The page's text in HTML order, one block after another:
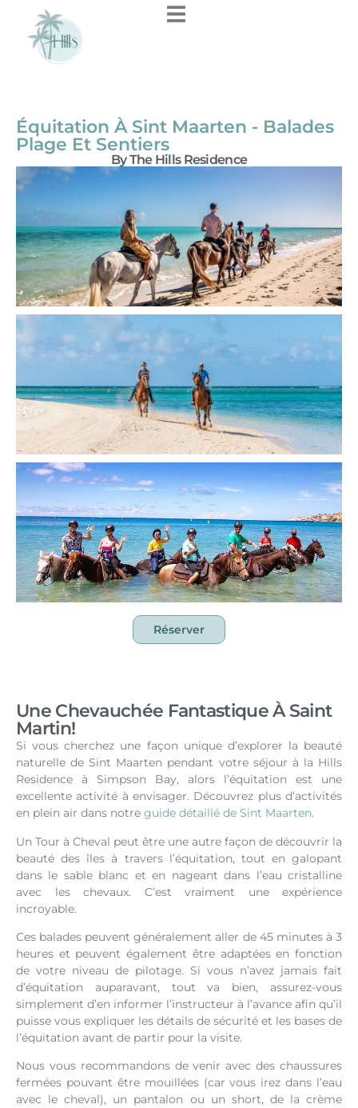
Équitation À Sint Maarten - Balades
Plage Et Sentiers
By The Hills Residence
Réserver
Une Chevauchée Fantastique À Saint
Martin!
Si vous cherchez une façon unique d’explorer la beauté
naturelle de Sint Maarten pendant votre séjour à la Hills
Residence à Simpson Bay, alors l’équitation est une
excellente activité à envisager. Découvrez plus d’activités
en plein air dans notre guide détaillé de Sint Maarten.
Un Tour à Cheval peut être une autre façon de découvrir la
beauté des îles à travers l’équitation, tout en galopant
dans le sable blanc et en nageant dans l’eau cristalline
avec les chevaux. C’est vraiment une expérience
incroyable.
Ces balades peuvent généralement aller de 45 minutes à 3
heures et peuvent également être adaptées en fonction
de votre niveau de pilotage. Si vous n’avez jamais fait
d’équitation auparavant, tout va bien, assurez-vous
simplement d’en informer l’instructeur à l’avance afin qu’il
puisse vous expliquer les détails de sécurité et les bases de
l’équitation avant de partir pour la visite.
Nous vous recommandons de venir avec des chaussures
fermées pouvant être mouillées (car vous irez dans l’eau
avec le cheval), un pantalon ou un short, de la crème